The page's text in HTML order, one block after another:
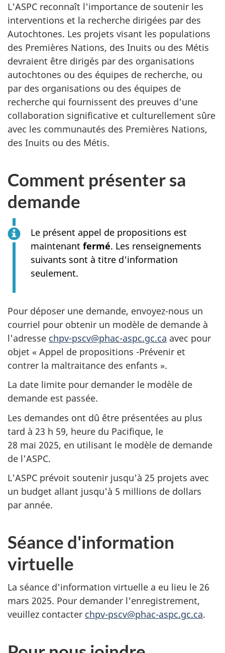
L'ASPC reconnaît l'importance de soutenir les
interventions et la recherche dirigées par des
Autochtones. Les projets visant les populations
des Premières Nations, des Inuits ou des Métis
devraient être dirigés par des organisations
autochtones ou des équipes de recherche, ou
par des organisations ou des équipes de
recherche qui fournissent des preuves d'une
collaboration significative et culturellement sûre
avec les communautés des Premières Nations,
des Inuits ou des Métis.
Comment présenter sa
demande
Le présent appel de propositions est
maintenant fermé. Les renseignements
suivants sont à titre d'information
seulement.
Pour déposer une demande, envoyez-nous un
courriel pour obtenir un modèle de demande à
l'adresse chpv-pscv@phac-aspc.gc.ca avec pour
objet « Appel de propositions -Prévenir et
contrer la maltraitance des enfants ».
La date limite pour demander le modèle de
demande est passée.
Les demandes ont dû être présentées au plus
tard à 23 h 59, heure du Pacifique, le
28 mai 2025, en utilisant le modèle de demande
de l'ASPC.
L'ASPC prévoit soutenir jusqu'à 25 projets avec
un budget allant jusqu'à 5 millions de dollars
par année.
Séance d'information
virtuelle
La séance d'information virtuelle a eu lieu le 26
mars 2025. Pour demander l'enregistrement,
veuillez contacter chpv-pscv@phac-aspc.gc.ca.